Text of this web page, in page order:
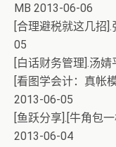
MB 2013-06-06
[合理避税就这几招
05
[白话财务管理].汤
[看图学会计：真帐
2013-06-05
[鱼跃分享].[牛角包
2013-06-04